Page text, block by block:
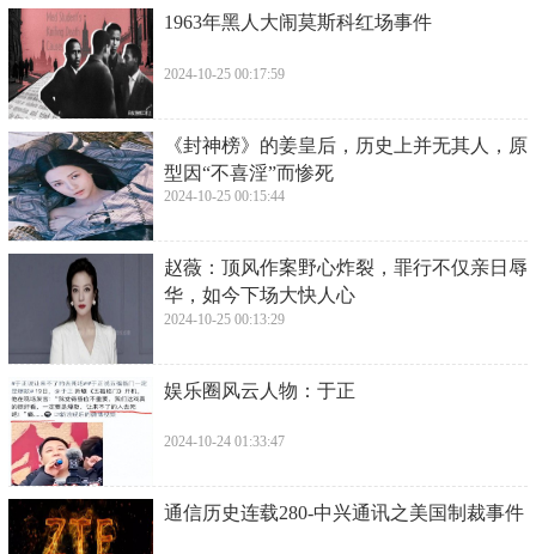
​1963年黑人大闹莫斯科红场事件
2024-10-25 00:17:59
​《封神榜》的姜皇后，历史上并无其人，原
型因“不喜淫”而惨死
2024-10-25 00:15:44
​赵薇：顶风作案野心炸裂，罪行不仅亲日辱
华，如今下场大快人心
2024-10-25 00:13:29
​娱乐圈风云人物：于正
2024-10-24 01:33:47
​通信历史连载280-中兴通讯之美国制裁事件